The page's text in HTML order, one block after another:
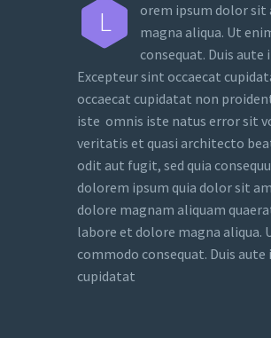
L
orem ipsum dolor
magna aliqua. Ut
consequat. Duis
Excepteur sint occaecat
occaecat cupidatat non
iste omnis iste natus error sit
veritatis et quasi architecto
odit aut fugit, sed quia
dolorem ipsum quia dolor sit
dolore magnam aliquam
labore et dolore magna aliqua.
commodo consequat. Duis
cupidatat